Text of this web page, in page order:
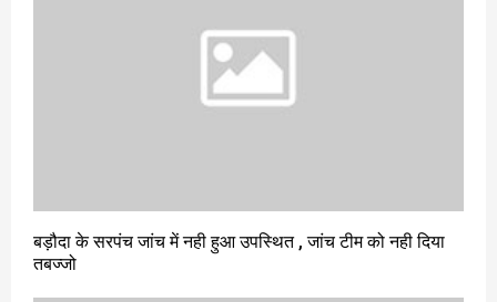
बड़ौदा के सरपंच जांच में नही हुआ उपस्थित , जांच टीम को नही दिया
तबज्जो